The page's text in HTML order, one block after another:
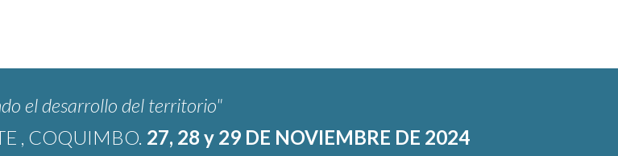
el desarrollo del territorio"
, COQUIMBO. 27, 28 y 29 DE NOVIEMBRE DE 2024